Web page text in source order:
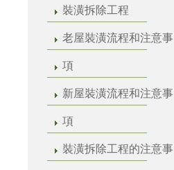
裝潢拆除工程
老屋裝潢流程和注意事
項
新屋裝潢流程和注意事
項
裝潢拆除工程的注意事